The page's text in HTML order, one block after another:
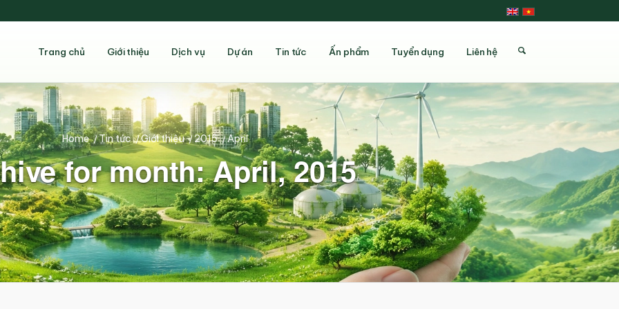
Trang chủ Giới thiệu Dịch vụ Dự án Tin tức Ấn phẩm Tuyển dụng Liên hệ
for month: April, 2015
Home /Tin tức /Giới thiệu /2015 /April